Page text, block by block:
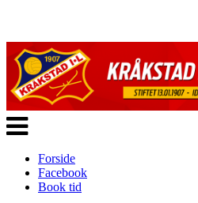
Veksle
navigasjon
Forside
Facebook
Book tid